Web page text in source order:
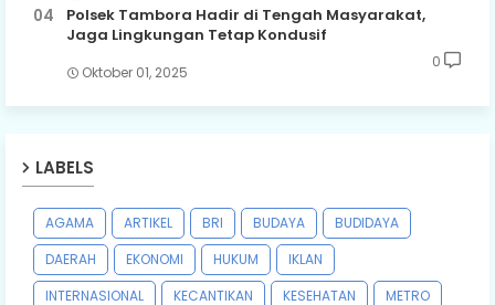
Polsek Tambora Hadir di Tengah Masyarakat,
Jaga Lingkungan Tetap Kondusif
Oktober 01, 2025
0
LABELS
AGAMA ARTIKEL BRI BUDAYA
BUDIDAYA
DAERAH
EKONOMI HUKUM
IKLAN
INTERNASIONAL
KECANTIKAN KESEHATAN
METRO